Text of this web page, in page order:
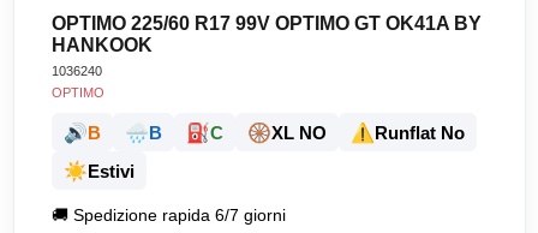
OPTIMO 225/60 R17 99V OPTIMO GT OK41A BY
HANKOOK
1036240
OPTIMO
🔊B 🌧️B ⛽C 🛞XL NO ⚠️Runflat No
☀️Estivi
🚚Spedizione rapida 6/7 giorni